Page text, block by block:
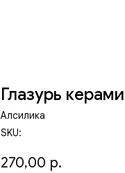
Глазурь
Алсилика
SKU:
270,00 р.